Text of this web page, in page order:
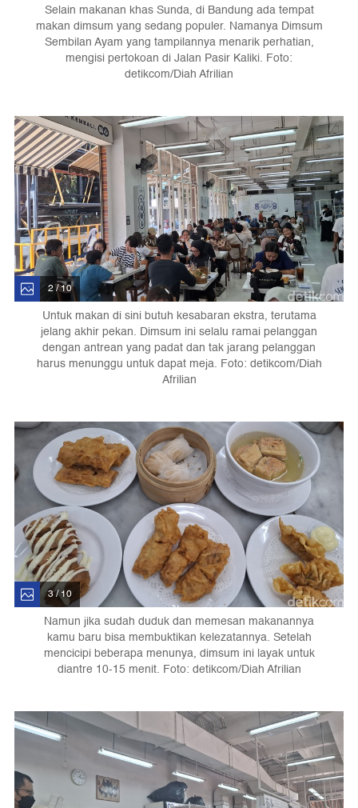
Selain makanan khas Sunda, di Bandung ada tempat
makan dimsum yang sedang populer. Namanya Dimsum
Sembilan Ayam yang tampilannya menarik perhatian,
mengisi pertokoan di Jalan Pasir Kaliki. Foto:
detikcom/Diah Afrilian
2 / 10
Untuk makan di sini butuh kesabaran ekstra, terutama
jelang akhir pekan. Dimsum ini selalu ramai pelanggan
dengan antrean yang padat dan tak jarang pelanggan
harus menunggu untuk dapat meja. Foto: detikcom/Diah
Afrilian
3 / 10
Namun jika sudah duduk dan memesan makanannya
kamu baru bisa membuktikan kelezatannya. Setelah
mencicipi beberapa menunya, dimsum ini layak untuk
diantre 10-15 menit. Foto: detikcom/Diah Afrilian